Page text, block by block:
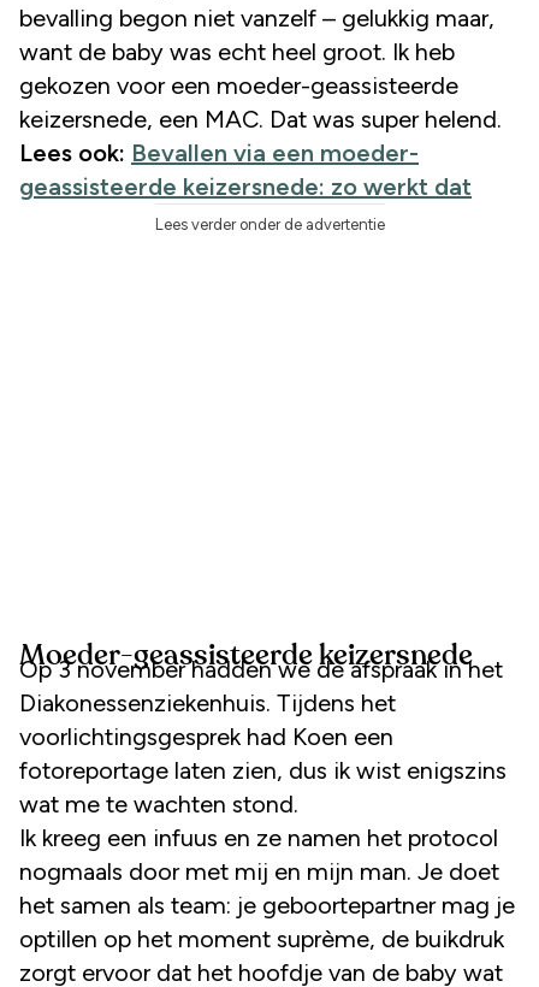
bevalling begon niet vanzelf – gelukkig maar,
want de baby was echt heel groot. Ik heb
gekozen voor een moeder-geassisteerde
keizersnede, een MAC. Dat was super helend.
Lees ook: Bevallen via een moeder-
geassisteerde keizersnede: zo werkt dat
Lees verder onder de advertentie
Moeder-geassisteerde keizersnede
Op 3 november hadden we de afspraak in het
Diakonessenziekenhuis. Tijdens het
voorlichtingsgesprek had Koen een
fotoreportage laten zien, dus ik wist enigszins
wat me te wachten stond.
Ik kreeg een infuus en ze namen het protocol
nogmaals door met mij en mijn man. Je doet
het samen als team: je geboortepartner mag je
optillen op het moment suprème, de buikdruk
zorgt ervoor dat het hoofdje van de baby wat